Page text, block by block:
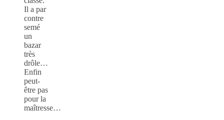
Il a par
contre
semé
un
bazar
très
drôle…
Enfin
peut-
être pas
pour la
maîtresse…